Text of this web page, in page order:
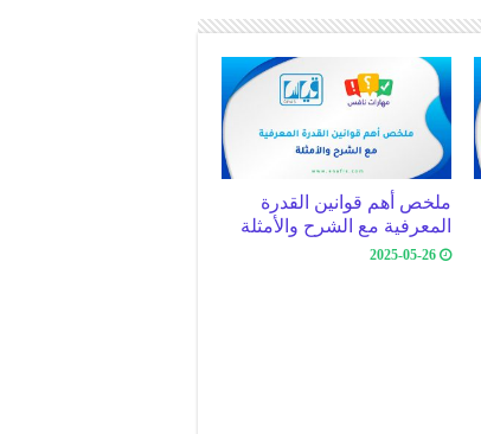
ملخص أهم قوانين القدرة
المعرفية مع الشرح والأمثلة
2025-05-26